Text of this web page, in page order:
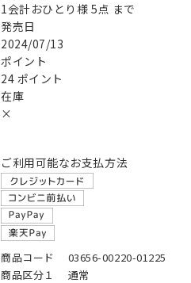
1会計おひとり様 5点 まで
発売日
2024/07/13
ポイント
24 ポイント
在庫
×
ご利用可能なお支払方法
商品コード
03656-00220-01225
商品区分１
通常